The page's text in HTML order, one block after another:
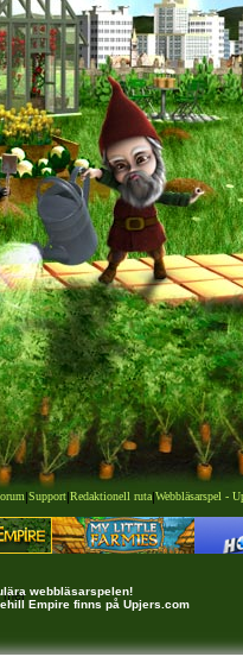
webbläsarspelen!
Empire finns på Upjers.com
mer
|Support|Redaktionell ruta|Webbläsarspel -